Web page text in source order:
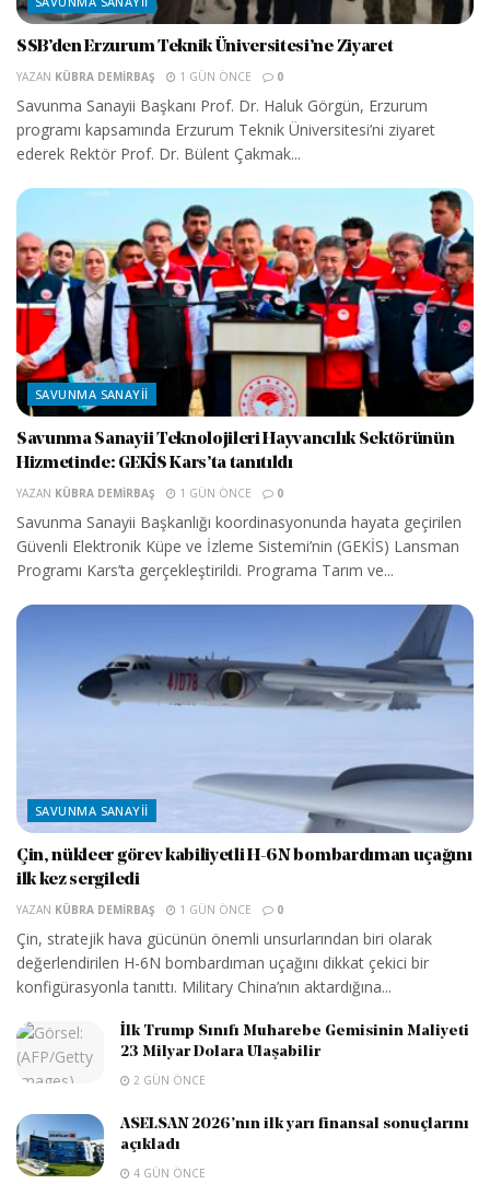
SSB’den Erzurum Teknik Üniversitesi’ne Ziyaret
YAZAN KÜBRA DEMIRBAŞ 1 GÜN ÖNCE 0
Savunma Sanayii Başkanı Prof. Dr. Haluk Görgün, Erzurum
programı kapsamında Erzurum Teknik Üniversitesi’ni ziyaret
ederek Rektör Prof. Dr. Bülent Çakmak...
SAVUNMA SANAYII
Savunma Sanayii Teknolojileri Hayvancılık Sektörünün
Hizmetinde: GEKİS Kars’ta tanıtıldı
YAZAN KÜBRA DEMIRBAŞ 1 GÜN ÖNCE 0
Savunma Sanayii Başkanlığı koordinasyonunda hayata geçirilen
Güvenli Elektronik Küpe ve İzleme Sistemi’nin (GEKİS) Lansman
Programı Kars’ta gerçekleştirildi. Programa Tarım ve...
SAVUNMA SANAYII
Çin, nükleer görev kabiliyetli H-6N bombardıman uçağını
ilk kez sergiledi
YAZAN KÜBRA DEMIRBAŞ 1 GÜN ÖNCE 0
Çin, stratejik hava gücünün önemli unsurlarından biri olarak
değerlendirilen H-6N bombardıman uçağını dikkat çekici bir
konfigürasyonla tanıttı. Military China’nın aktardığına...
İlk Trump Sınıfı Muharebe Gemisinin Maliyeti
23 Milyar Dolara Ulaşabilir
2 GÜN ÖNCE
ASELSAN 2026’nın ilk yarı finansal sonuçlarını
açıkladı
4 GÜN ÖNCE